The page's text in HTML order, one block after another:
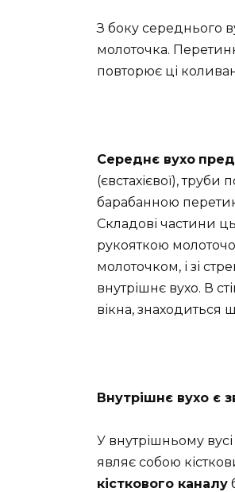
З боку середнього
молоточка.
повторює ці
Середнє вухо
(євстахієвої),
барабанною
Складові частини
рукояткою
молоточком, і зі
внутрішнє вухо. В
вікна, знаходиться
Внутрішнє вухо є
У внутрішньому
являє собою
кісткового каналу